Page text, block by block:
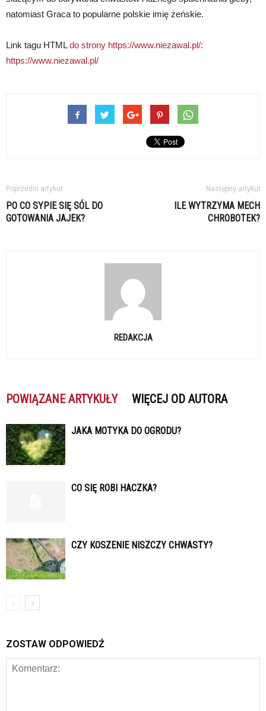
natomiast Graca to popularne polskie imię żeńskie.
Link tagu HTMLdo strony https://www.niezawal.pl/:
https://www.niezawal.pl/
Poprzedni artykuł
PO CO SYPIE SIĘ SÓL DO
GOTOWANIA JAJEK?
Następny artykuł
ILE WYTRZYMA MECH
CHROBOTEK?
REDAKCJA
POWIĄZANE ARTYKUŁY WIĘCEJ OD AUTORA
JAKA MOTYKA DO OGRODU?
CO SIĘ ROBI HACZKA?
CZY KOSZENIE NISZCZY CHWASTY?
ZOSTAW ODPOWIEDŹ